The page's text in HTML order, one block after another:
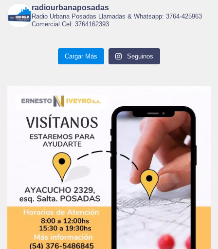
radiourbanaposadas
Radio Urbana Posadas Llamadas & Whatsapp: 3764-425963
Comercial Cel: 3764162393
Cargar Más Seguinos